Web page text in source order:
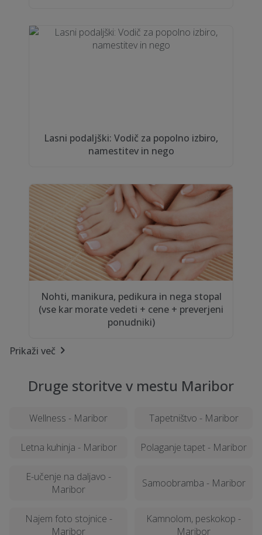
Lasni podaljški: Vodič za popolno izbiro,
namestitev in nego
Nohti, manikura, pedikura in nega stopal
(vse kar morate vedeti + cene + preverjeni
ponudniki)
Prikaži več
Druge storitve v mestu Maribor
Wellness - Maribor Tapetništvo - Maribor
Letna kuhinja - Maribor Polaganje tapet - Maribor
E-učenje na daljavo -
Maribor
Samoobramba - Maribor
Najem foto stojnice -
Maribor
Kamnolom, peskokop -
Maribor